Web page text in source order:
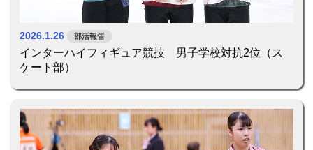
2026.1.26 部活報告
インターハイフィギュア競技 男子学校対抗2位（ス
ケート部）